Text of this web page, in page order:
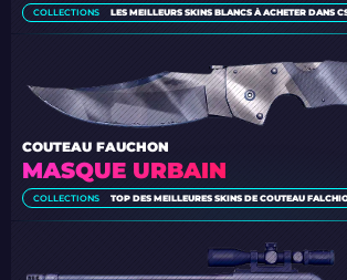
COLLECTIONS LES MEILLEURS SKINS BLANCS À ACHETER DANS
MASQUE URBAIN
COUTEAU FAUCHON
COLLECTIONS TOP DES MEILLEURES SKINS DE COUTEAU